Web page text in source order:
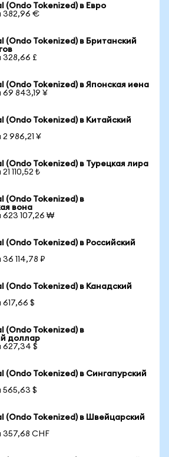
(Ondo Tokenized) в Евро
382,96 €
(Ondo Tokenized) в Британский
328,66 £
(Ondo Tokenized) в Японская иена
69 843,19 ¥
(Ondo Tokenized) в Китайский
2 986,21 ¥
(Ondo Tokenized) в Турецкая лира
110,52 ₺
(Ondo Tokenized) в
вона
623 107,26 ₩
(Ondo Tokenized) в Российский
114,78 ₽
(Ondo Tokenized) в Канадский
617,66 $
(Ondo Tokenized) в
доллар
627,34 $
(Ondo Tokenized) в Сингапурский
565,63 $
(Ondo Tokenized) в Швейцарский
357,68 CHF